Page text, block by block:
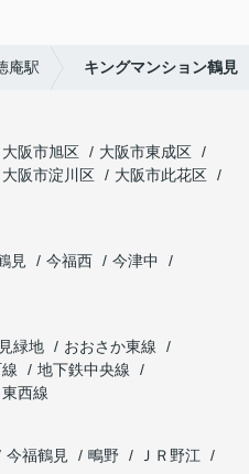
庵駅 キングマンション鶴見
大阪市旭区
大阪市東成区
大阪市淀川区
大阪市此花区
見 今福西
今津中
緑地
おおさか東線
地下鉄中央線
東西線
今福鶴見 鴫野
ＪＲ野江